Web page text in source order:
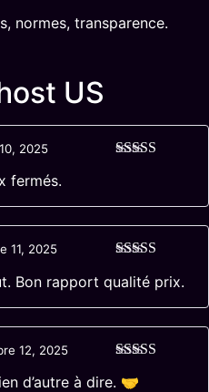
normes, transparence.
US
2025
fermés.
5
11, 2025
Bon rapport qualité prix.
12, 2025
d’autre à dire. 🤝